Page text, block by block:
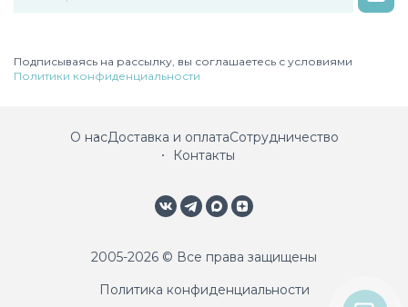
Подписываясь на рассылку, вы соглашаетесь с условиями
Политики конфиденциальности
О насДоставка и оплатаСотрудничество
Контакты
2005-2026 © Все права защищены
Политика конфиденциальности